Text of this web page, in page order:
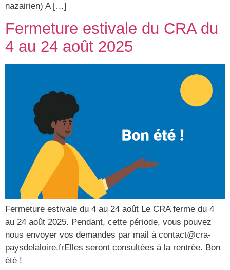
nazairien) A […]
Fermeture estivale du CRA du
4 au 24 août 2025
Fermeture estivale du 4 au 24 août Le CRA ferme du 4
au 24 août 2025. Pendant, cette période, vous pouvez
nous envoyer vos demandes par mail à contact@cra-
paysdelaloire.frElles seront consultées à la rentrée. Bon
été !